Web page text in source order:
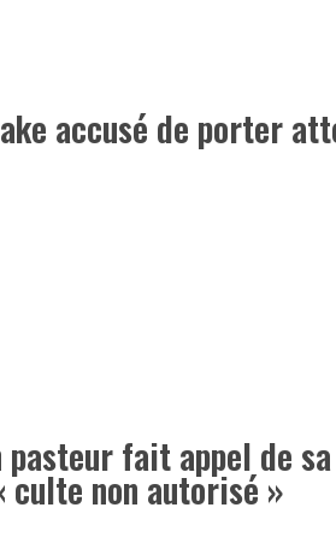
accusé de porter
fait appel de
culte non autorisé »